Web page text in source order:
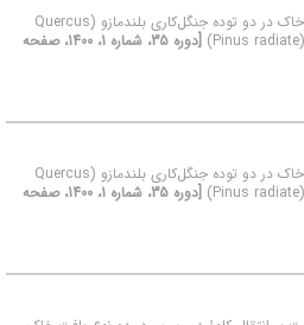
تغییرپذیری ویژگی های کیفی خاک در دو توده جنگل‌کاری بلند‌مازو (Quercus
[دوره 35، شماره 1، 1400، صفحه
تغییرپذیری ویژگی های کیفی خاک در دو توده جنگل‌کاری بلند‌مازو (Quercus
[دوره 35، شماره 1، 1400، صفحه